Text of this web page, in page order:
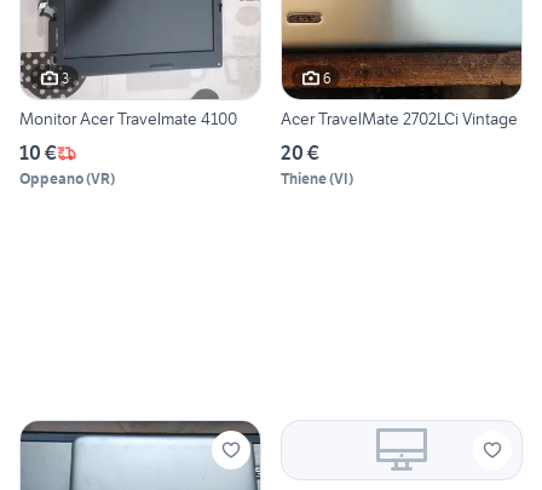
3
Monitor Acer Travelmate 4100
10 €
Oppeano(VR)
6
Acer TravelMate 2702LCi Vintage
20 €
Thiene(VI)